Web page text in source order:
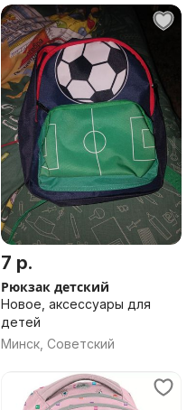
7 р.
Рюкзак детский
Новое, аксессуары для
детей
Минск, Советский